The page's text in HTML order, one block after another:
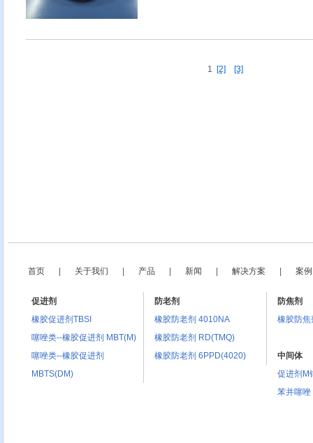
1 [2] [3]
首页 关于我们 产品 新闻 解决方案 案例
促进剂
橡胶促进剂TBSI
噻唑类--橡胶促进剂 MBT(M)
噻唑类--橡胶促进剂
MBTS(DM)
防老剂
橡胶防老剂 4010NA
橡胶防老剂 RD(TMQ)
橡胶防老剂 6PPD(4020)
防焦剂
橡胶防焦
中间体
促进剂M
苯并噻唑